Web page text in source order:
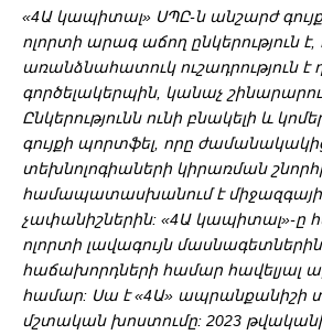
«4Ա կապիտալ» ՍՊԸ-ն անշարժ
ոլորտի արագ աճող ընկերություն է,
առանձնահատուկ ուշադրություն է
գործելակերպին, կանաչ
Ընկերությունն ունի բնակելի և
գույքի պորտֆել, որը
տեխնոլոգիաների կիրառման
համապատասխանում է
չափանիշներին: «4Ա կապիտալ»-ը
ոլորտի լավագույն
հաճախորդների համար հավելյալ
համար: Սա է «4Ա» ապրանքանիշի
մշտական խոստումը: 2023